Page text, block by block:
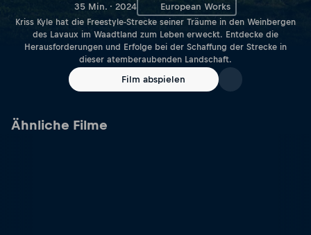
35 Min. · 2024 European Works
Kriss Kyle hat die Freestyle-Strecke seiner Träume in den Weinbergen
des Lavaux im Waadtland zum Leben erweckt. Entdecke die
Herausforderungen und Erfolge bei der Schaffung der Strecke in
dieser atemberaubenden Landschaft.
Film abspielen
Ähnliche Filme